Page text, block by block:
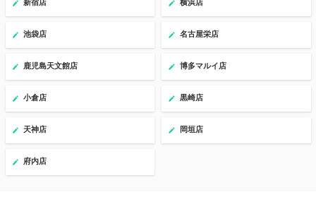
新宿店 横浜店
池袋店 名古屋栄店
鹿児島天文館店 博多マルイ店
小倉店 黒崎店
天神店 岡垣店
府内店